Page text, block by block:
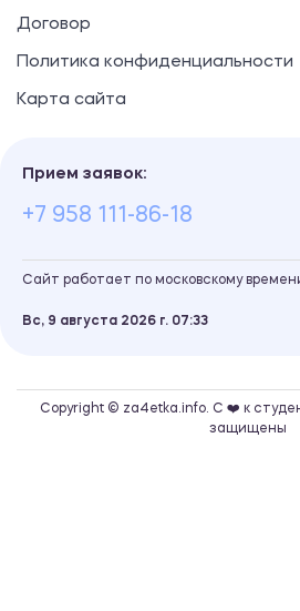
Договор
Политика конфиденциальности
Карта сайта
Прием заявок:
+7 958 111-86-18
Сайт работает по московскому
Вс, 9 августа 2026 г. 07 33
Copyright © za4etka.info. С ❤️ к
защищены